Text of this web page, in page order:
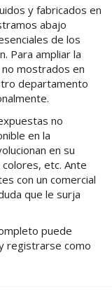
y fabricados en
abajo
de los
Para ampliar la
mostrados en
departamento
no
en la
en su
etc. Ante
con un comercial
que le surja
puede
registrarse como